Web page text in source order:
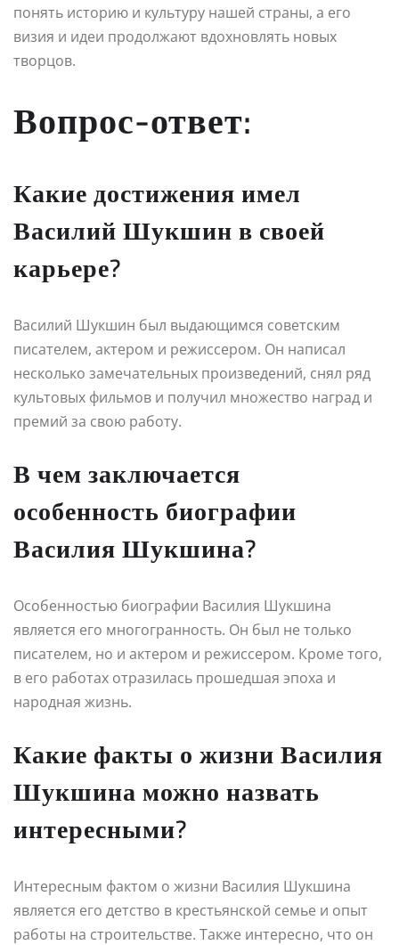
понять историю и культуру нашей страны, а его
визия и идеи продолжают вдохновлять новых
творцов.
Вопрос-ответ:
Какие достижения имел
Василий Шукшин в своей
карьере?
Василий Шукшин был выдающимся советским
писателем, актером и режиссером. Он написал
несколько замечательных произведений, снял ряд
культовых фильмов и получил множество наград и
премий за свою работу.
В чем заключается
особенность биографии
Василия Шукшина?
Особенностью биографии Василия Шукшина
является его многогранность. Он был не только
писателем, но и актером и режиссером. Кроме того,
в его работах отразилась прошедшая эпоха и
народная жизнь.
Какие факты о жизни Василия
Шукшина можно назвать
интересными?
Интересным фактом о жизни Василия Шукшина
является его детство в крестьянской семье и опыт
работы на строительстве. Также интересно, что он